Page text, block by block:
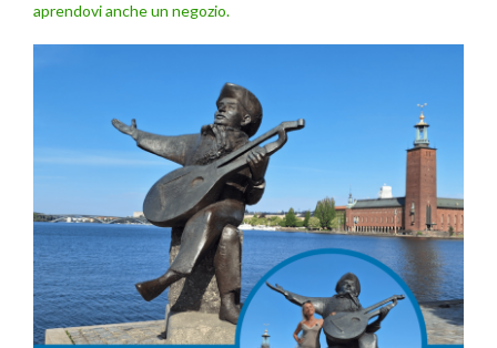
aprendovi anche un negozio.